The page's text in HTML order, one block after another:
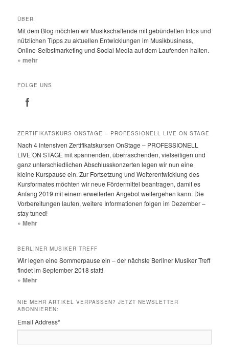
h
n
ÜBER
Mit dem Blog möchten wir Musikschaffende mit gebündelten Infos und
nützlichen Tipps zu aktuellen Entwicklungen im Musikbusiness,
Online-Selbstmarketing und Social Media auf dem Laufenden halten.
» mehr
FOLGE UNS
ZERTIFIKATSKURS ONSTAGE – PROFESSIONELL LIVE ON STAGE
Nach 4 intensiven Zertifikatskursen OnStage – PROFESSIONELL
LIVE ON STAGE mit spannenden, überraschenden, vielseitigen und
ganz unterschiedlichen Abschlusskonzerten legen wir nun eine
kleine Kurspause ein. Zur Fortsetzung und Weiterentwicklung des
Kursformates möchten wir neue Fördermittel beantragen, damit es
Anfang 2019 mit einem erweiterten Angebot weitergehen kann. Die
Vorbereitungen laufen, weitere Informationen folgen im Dezember –
stay tuned!
» Mehr
BERLINER MUSIKER TREFF
Wir legen eine Sommerpause ein – der nächste Berliner Musiker Treff
findet im September 2018 statt!
» Mehr
NIE MEHR ARTIKEL VERPASSEN? JETZT NEWSLETTER
ABONNIEREN:
Email Address*